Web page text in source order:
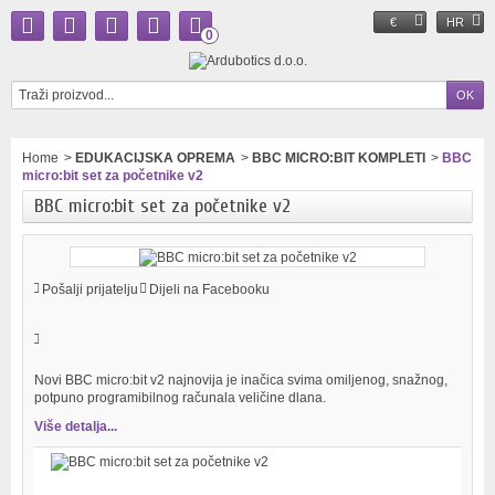
€ HR
0
Home > EDUKACIJSKA OPREMA > BBC MICRO:BIT KOMPLETI > BBC
micro:bit set za početnike v2
BBC micro:bit set za početnike v2
Pošalji prijatelju Dijeli na Facebooku
Novi BBC micro:bit v2 najnovija je inačica svima omiljenog, snažnog,
potpuno programibilnog računala veličine dlana.
Više detalja...